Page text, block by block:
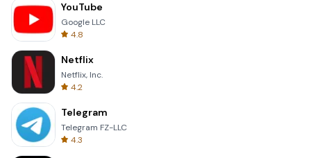
YouTube
Google LLC
4.8
Netflix
Netflix, Inc.
4.2
Telegram
Telegram FZ-LLC
4.3